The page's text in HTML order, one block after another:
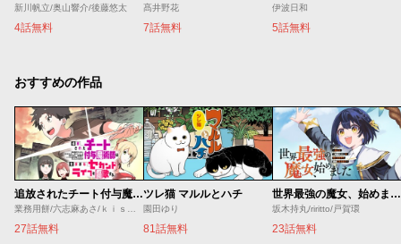
新川帆立/奥山響介/後藤悠太
4話無料
髙井野花
7話無料
伊波日和
5話無料
おすすめの作品
追放されたチート付与魔術師は気ままなセカンドライフを謳歌する。 ～俺は武器だけじゃなく、あらゆるものに『強化ポイント』を付与できるし、俺の意思でいつでも効果を解除できるけど、残った人たち大丈夫？～
27話無料
ツレ猫 マルルとハチ
園田ゆり
81話無料
世界最強の魔女、始めました ～私だけ『攻略サイト』を見れる世界で自由に生きます～
坂木持丸/riritto/戸賀環
23話無料